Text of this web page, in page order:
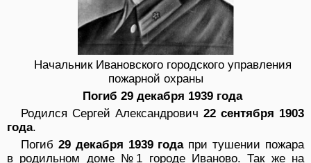
Начальник Ивановского городского управления
пожарной охраны
Погиб 29 декабря 1939 года
Родился Сергей Александрович 22 сентября 1903
года.
Погиб 29 декабря 1939 годапри тушении пожара
в родильном доме №1 городе Иваново. Так же на